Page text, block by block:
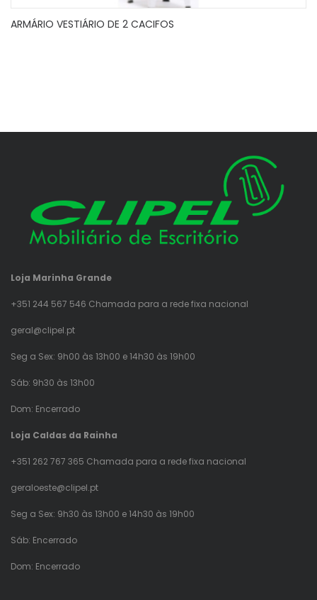
ARMÁRIO VESTIÁRIO DE 2 CACIFOS
Loja Marinha Grande
+351 244 567 546 Chamada para a rede fixa nacional
geral@clipel.pt
Seg a Sex: 9h00 às 13h00 e 14h30 às 19h00
Sáb: 9h30 às 13h00
Dom: Encerrado
Loja Caldas da Rainha
+351 262 767 365 Chamada para a rede fixa nacional
geraloeste@clipel.pt
Seg a Sex: 9h30 às 13h00 e 14h30 às 19h00
Sáb: Encerrado
Dom: Encerrado